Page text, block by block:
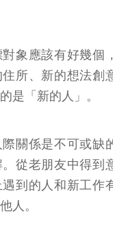
象應該有好幾個
所、新的想法創
是「新的人」。
關係是不可或缺
從老朋友中得到
到的人和新工作
人。